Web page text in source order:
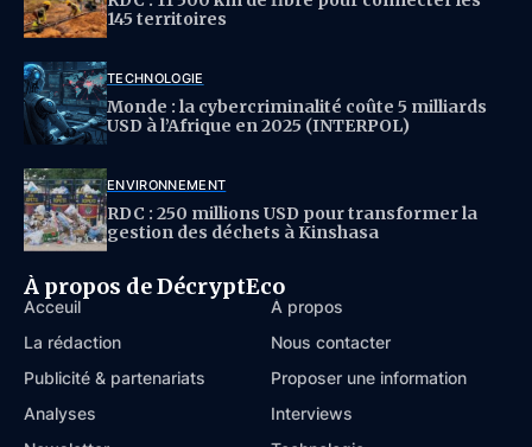
145 territoires
TECHNOLOGIE
Monde : la cybercriminalité coûte 5 milliards
USD à l’Afrique en 2025 (INTERPOL)
ENVIRONNEMENT
RDC : 250 millions USD pour transformer la
gestion des déchets à Kinshasa
À propos de DécryptEco
Acceuil
À propos
La rédaction
Nous contacter
Publicité & partenariats
Proposer une information
Analyses
Interviews